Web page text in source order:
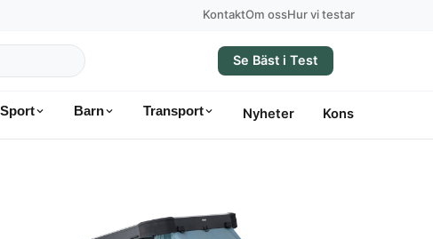
KontaktOm ossHur vi testar
Se Bäst i Test
Barn Transport Nyheter